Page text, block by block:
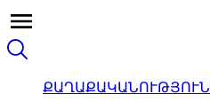
ՔԱՂԱՔԱԿԱՆՈՒԹՅՈՒՆ